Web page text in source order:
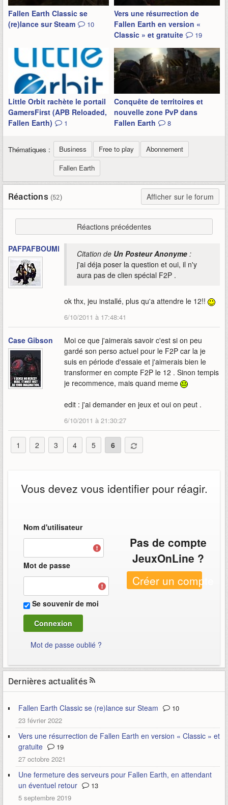
Fallen Earth Classic se
(re)lance sur Steam
10
Vers une résurrection de
Fallen Earth en version «
Classic » et gratuite
19
Little Orbit rachète le portail
GamersFirst (APB Reloaded,
Fallen Earth)
1
Conquête de territoires et
nouvelle zone PvP dans
Fallen Earth
8
Thématiques : Business Free to play
Abonnement
Fallen Earth
Réactions (52) Afficher sur le forum
Réactions précédentes
PAFPAFBOUMBOUM Citation de Un Posteur Anonyme :
j'ai déja poser la question et oui, il n'y
aura pas de clien spécial F2P .
ok thx, jeu installé, plus qu'a attendre le 12!!
6/10/2011 à 17:48:41
Case Gibson
Moi ce que j'aimerais savoir c'est si on peu
gardé son perso actuel pour le F2P car la je
suis en période d'essaie et j'aimerais bien le
transformer en compte F2P le 12 . Sinon tempis
je recommence, mais quand meme
edit : j'ai demander en jeux et oui on peut .
6/10/2011 à 21:30:27
1 2 3 4 5 6
Vous devez vous identifier pour réagir.
Nom d'utilisateur
Mot de passe
Se souvenir de moi
Mot de passe oublié ?
Pas de compte
JeuxOnLine ?
Créer un compte
Dernières actualités
Fallen Earth Classic se (re)lance sur Steam
10
23 février 2022
Vers une résurrection de Fallen Earth en version « Classic » et
gratuite
19
27 octobre 2021
Une fermeture des serveurs pour Fallen Earth, en attendant
un éventuel retour
13
5 septembre 2019